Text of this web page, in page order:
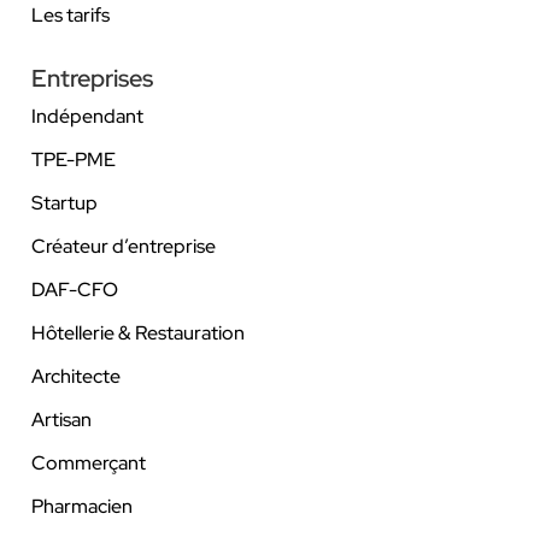
Les tarifs
Entreprises
Indépendant
TPE-PME
Startup
Créateur d’entreprise
DAF-CFO
Hôtellerie & Restauration
Architecte
Artisan
Commerçant
Pharmacien